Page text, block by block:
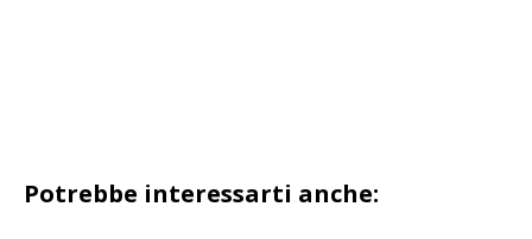
Potrebbe interessarti anche: